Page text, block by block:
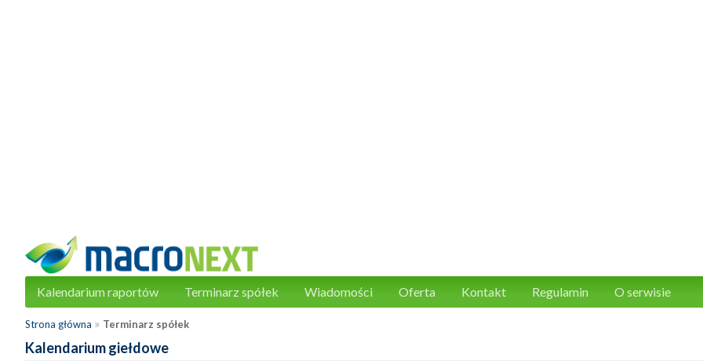
Kalendarium raportów Terminarz spółek Wiadomości Oferta Kontakt Regulamin O serwisie
Strona główna » Terminarz spółek
Kalendarium giełdowe